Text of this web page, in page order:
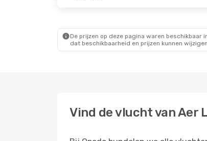
De prijzen op deze pagina waren
dat beschikbaarheid en prijzen kunnen
Vind de vlucht van Aer